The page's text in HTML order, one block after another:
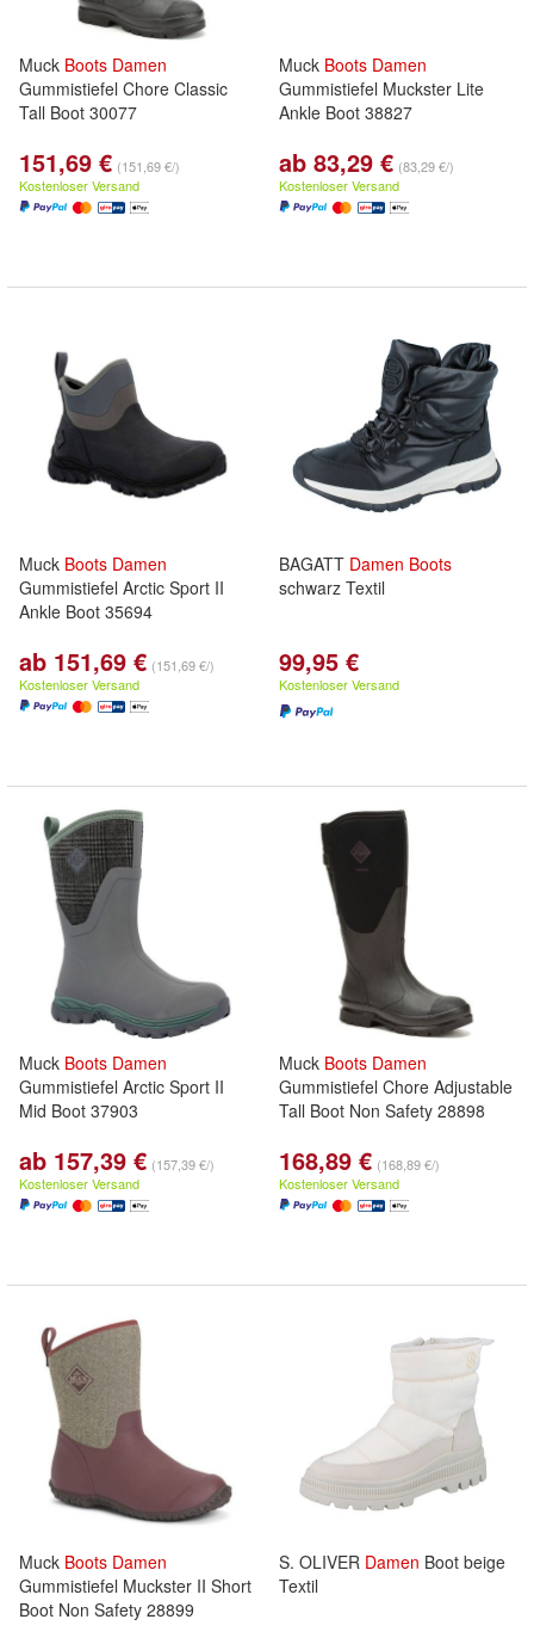
Muck Boots Damen
Gummistiefel Chore Classic
Tall Boot 30077
151,69 € (151,69 €/)
Kostenloser Versand
Muck Boots Damen
Gummistiefel Muckster Lite
Ankle Boot 38827
ab 83,29 € (83,29 €/)
Kostenloser Versand
Muck Boots Damen
Gummistiefel Arctic Sport II
Ankle Boot 35694
ab 151,69 € (151,69 €/)
Kostenloser Versand
BAGATT Damen Boots
schwarz Textil
99,95 €
Kostenloser Versand
Muck Boots Damen
Gummistiefel Arctic Sport II
Mid Boot 37903
ab 157,39 € (157,39 €/)
Kostenloser Versand
Muck Boots Damen
Gummistiefel Chore Adjustable
Tall Boot Non Safety 28898
168,89 € (168,89 €/)
Kostenloser Versand
Muck Boots Damen
Gummistiefel Muckster II Short
Boot Non Safety 28899
S. OLIVER Damen Boot beige
Textil